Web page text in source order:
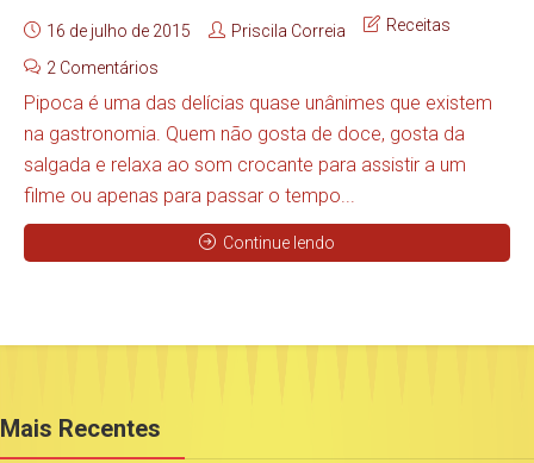
16 de julho de 2015 Priscila Correia Receitas
2 Comentários
Pipoca é uma das delícias quase unânimes que existem
na gastronomia. Quem não gosta de doce, gosta da
salgada e relaxa ao som crocante para assistir a um
filme ou apenas para passar o tempo...
Continue lendo
Mais Recentes